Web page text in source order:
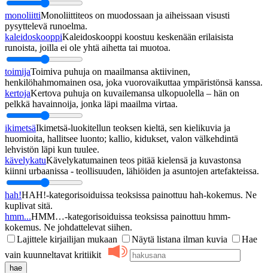
monoliittiMonoliittiteos on muodossaan ja aiheissaan visusti
pysyttelevä runoelma.
kaleidoskooppiKaleidoskooppi koostuu keskenään erilaisista
runoista, joilla ei ole yhtä aihetta tai muotoa.
toimijaToimiva puhuja on maailmansa aktiivinen,
henkilöhahmomainen osa, joka vuorovaikuttaa ympäristönsä kanssa.
kertojaKertova puhuja on kuvailemansa ulkopuolella – hän on
pelkkä havainnoija, jonka läpi maailma virtaa.
ikimetsäIkimetsä-luokitellun teoksen kieltä, sen kielikuvia ja
huomioita, hallitsee luonto; kallio, kidukset, valon välkehdintä
lehvistön läpi kun tuulee.
kävelykatuKävelykatumainen teos pitää kielensä ja kuvastonsa
kiinni urbaanissa - teollisuuden, lähiöiden ja asuntojen artefakteissa.
hah!HAH!-kategorisoiduissa teoksissa painottuu hah-kokemus. Ne
kuplivat sitä.
hmm...HMM…-kategorisoiduissa teoksissa painottuu hmm-
kokemus. Ne johdattelevat siihen.
Lajittele kirjailijan mukaan
Näytä listana ilman kuvia
Hae
vain kuunneltavat kritiikit